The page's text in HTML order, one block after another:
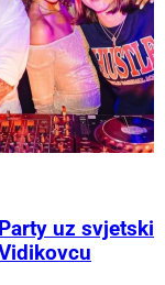
uz svjetski